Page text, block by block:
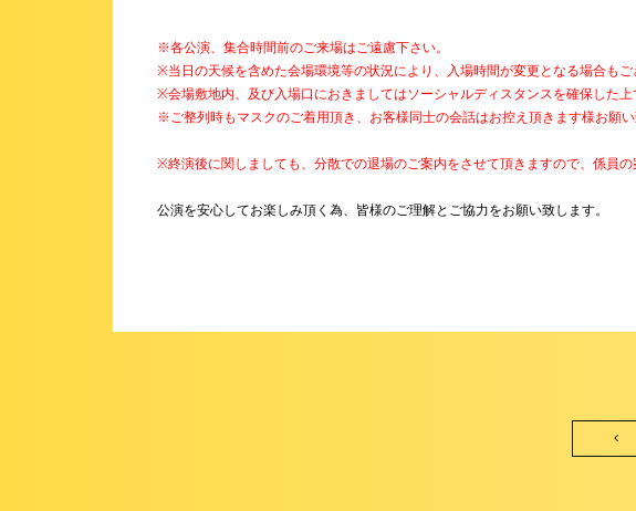
※各公演、集合時間前のご来場はご遠慮下さい。
※当日の天候を含めた会場環境等の状況により、入場時間が変更となる場合もご
※会場敷地内、及び入場口におきましてはソーシャルディスタンスを確保した
※ご整列時もマスクのご着用頂き、お客様同士の会話はお控え頂きます様お願い
※終演後に関しましても、分散での退場のご案内をさせて頂きますので、係員の
公演を安心してお楽しみ頂く為、皆様のご理解とご協力をお願い致します。